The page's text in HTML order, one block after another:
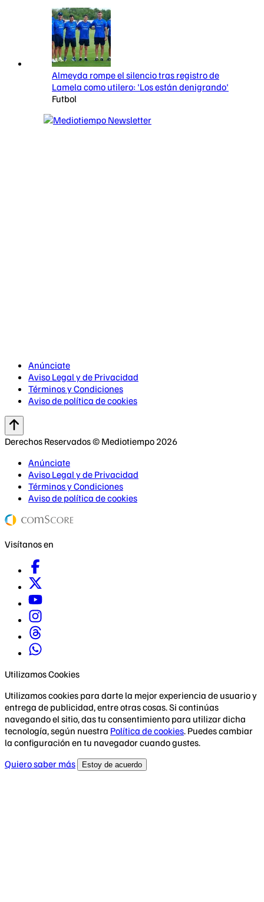
Almeyda rompe el silencio tras registro de
Lamela como utilero: 'Los están denigrando'
Futbol
Anúnciate
Aviso Legal y de Privacidad
Términos y Condiciones
Aviso de política de cookies
Derechos Reservados © Mediotiempo 2026
Anúnciate
Aviso Legal y de Privacidad
Términos y Condiciones
Aviso de política de cookies
Visítanos en
Utilizamos Cookies
Utilizamos cookies para darte la mejor experiencia de usuario y
entrega de publicidad, entre otras cosas. Si continúas
navegando el sitio, das tu consentimiento para utilizar dicha
tecnología, según nuestra Política de cookies. Puedes cambiar
la configuración en tu navegador cuando gustes.
Quiero saber más
Estoy de acuerdo